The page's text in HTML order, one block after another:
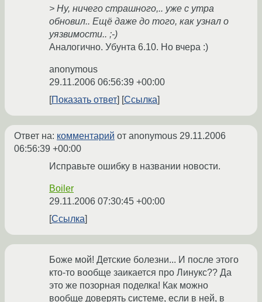
> Ну, ничего страшного,.. уже с утра
обновил.. Ещё даже до того, как узнал о
уязвимости.. ;-)
Аналогично. Убунта 6.10. Но вчера :)
anonymous
29.11.2006 06:56:39 +00:00
Показать ответ
Ссылка
Ответ на: комментарий от anonymous 29.11.2006
06:56:39 +00:00
Исправьте ошибку в названии новости.
Boiler
29.11.2006 07:30:45 +00:00
Ссылка
Боже мой! Детские болезни... И после этого
кто-то вообще заикается про Линукс?? Да
это же позорная поделка! Как можно
вообще доверять системе, если в ней, в